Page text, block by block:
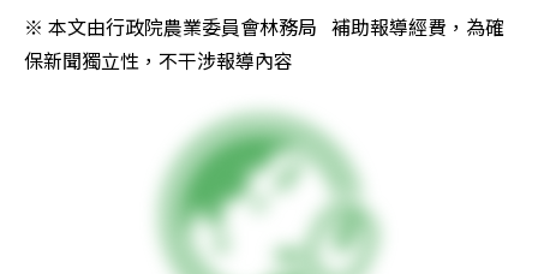
※ 本文由行政院農業委員會林務局   補助報導經費，為確
保新聞獨立性，不干涉報導內容